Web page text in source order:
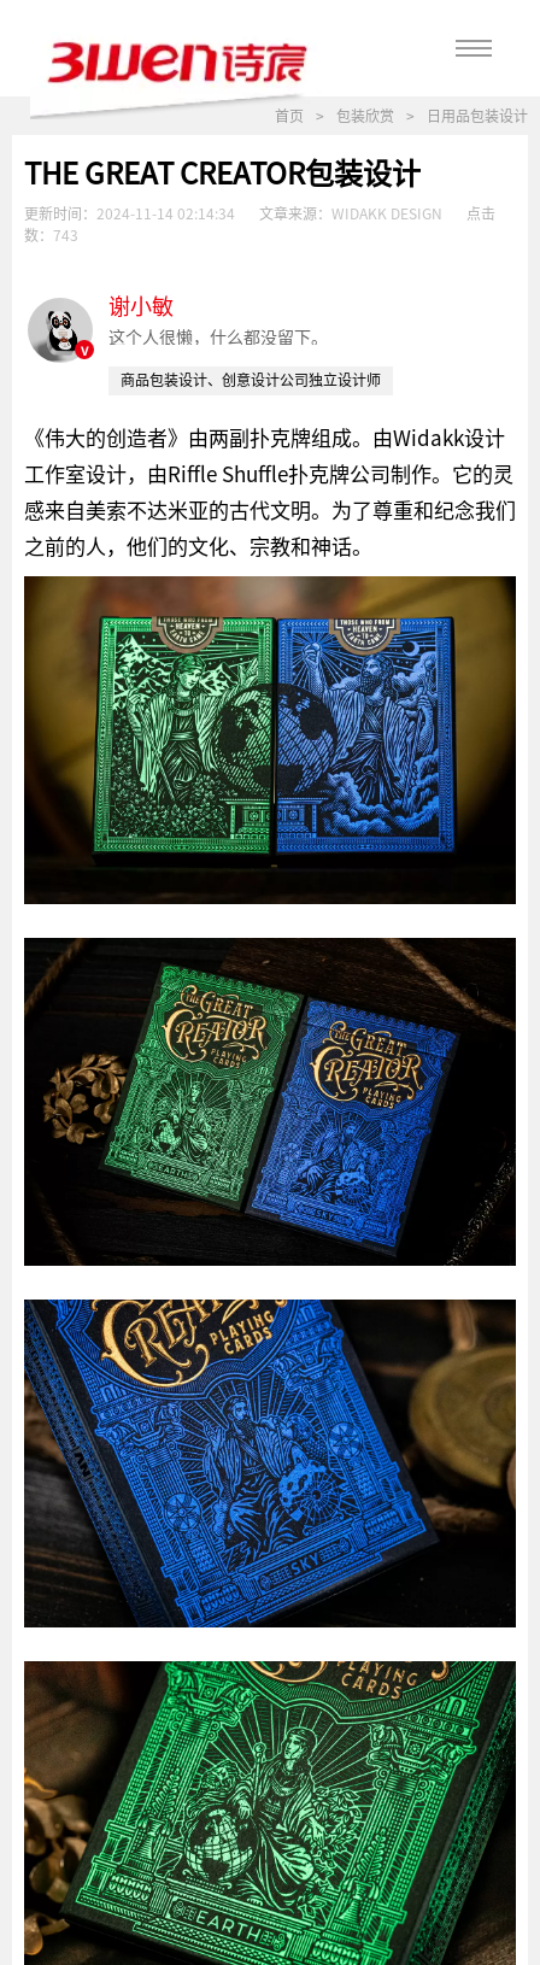
首页 > 包装欣赏 > 日用品包装设计
THE GREAT CREATOR包装设计
更新时间： 2024-11-14 02:14:34 文章来源： WIDAKK DESIGN
点击
数： 743
v
谢小敏
这个人很懒，什么都没留下。
商品包装设计、创意设计公司独立设计师
《伟大的创造者》由两副扑克牌组成。由Widakk设计
工作室设计，由Riffle Shuffle扑克牌公司制作。它的灵
感来自美索不达米亚的古代文明。为了尊重和纪念我们
之前的人，他们的文化、宗教和神话。